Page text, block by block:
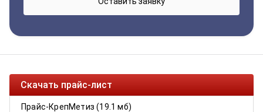
Скачать прайс-лист
Прайс-КрепМетиз (19.1 мб)